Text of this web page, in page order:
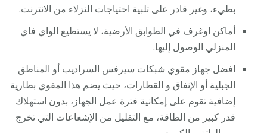
بطيء، وغير قادر على تلبية احتياجات النزلاء من الانترنت.
أماكن اوغرف في الطوابق الأرضية، لا يستطيع الواي فاي
المنزلي الوصول إليها.
افضل جهاز مقوي شبكات سيرفس السراديب أو المناطق
الجبلية أو الإنفاق و القطارات، حيث يضم هذا المقوي بطارية
إضافية تقوم على إمكانية فترة عمل الجهاز، بدون استهلاك
قدر كبير من الطاقة، مع التقليل من الإشعاعات التي تخرج